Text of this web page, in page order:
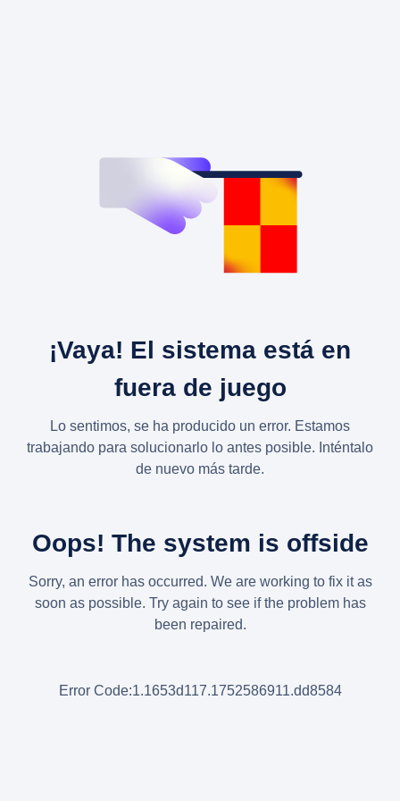
¡Vaya! El sistema está en
fuera de juego
Lo sentimos, se ha producido un error. Estamos
trabajando para solucionarlo lo antes posible. Inténtalo
de nuevo más tarde.
Oops! The system is offside
Sorry, an error has occurred. We are working to fix it as
soon as possible. Try again to see if the problem has
been repaired.
Error Code:1.1653d117.1752586911.dd8584